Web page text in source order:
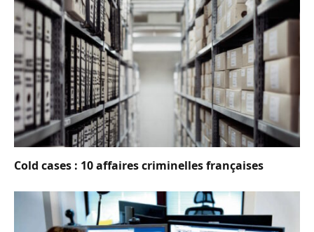
Cold cases : 10 affaires criminelles françaises